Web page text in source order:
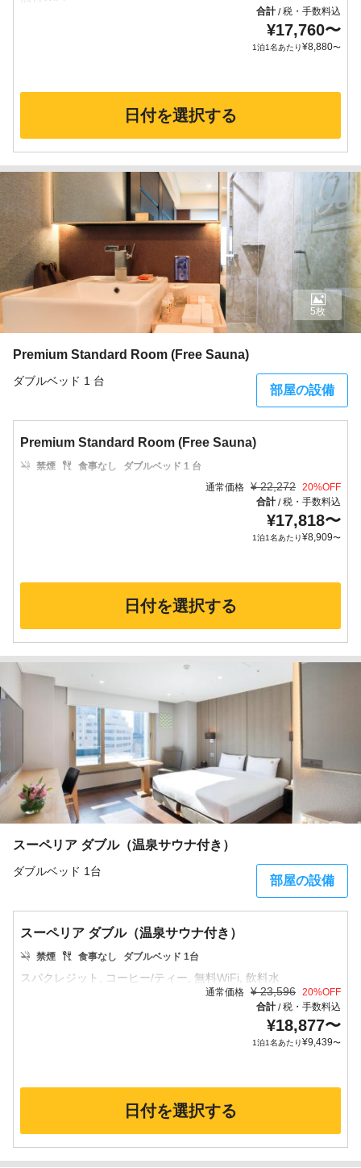
合計/税・手数料込
¥17,760〜
1泊1名あたり¥8,880〜
日付を選択する
Premium Standard Room (Free Sauna)
ダブルベッド 1 台
部屋の設備
5枚
Premium Standard Room (Free Sauna)
禁煙 食事なし
ダブルベッド 1 台
通常価格 ¥ 22,272 20%OFF
合計/税・手数料込
¥17,818〜
1泊1名あたり¥8,909〜
日付を選択する
スーペリア ダブル（温泉サウナ付き）
ダブルベッド 1台
部屋の設備
スーペリア ダブル（温泉サウナ付き）
禁煙 食事なし ダブルベッド 1台
通常価格 ¥ 23,596 20%OFF
合計/税・手数料込
¥18,877〜
1泊1名あたり¥9,439〜
日付を選択する